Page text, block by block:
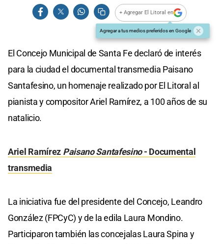
+ Agregar El Litoral en
Agregar a tus medios preferidos en Google
El Concejo Municipal de Santa Fe declaró de interés
para la ciudad el documental transmedia Paisano
Santafesino, un homenaje realizado por El Litoral al
pianista y compositor Ariel Ramírez, a 100 años de su
natalicio.
Ariel Ramírez Paisano Santafesino- Documental
transmedia
La iniciativa fue del presidente del Concejo, Leandro
González (FPCyC) y de la edila Laura Mondino.
Participaron también las concejalas Laura Spina y